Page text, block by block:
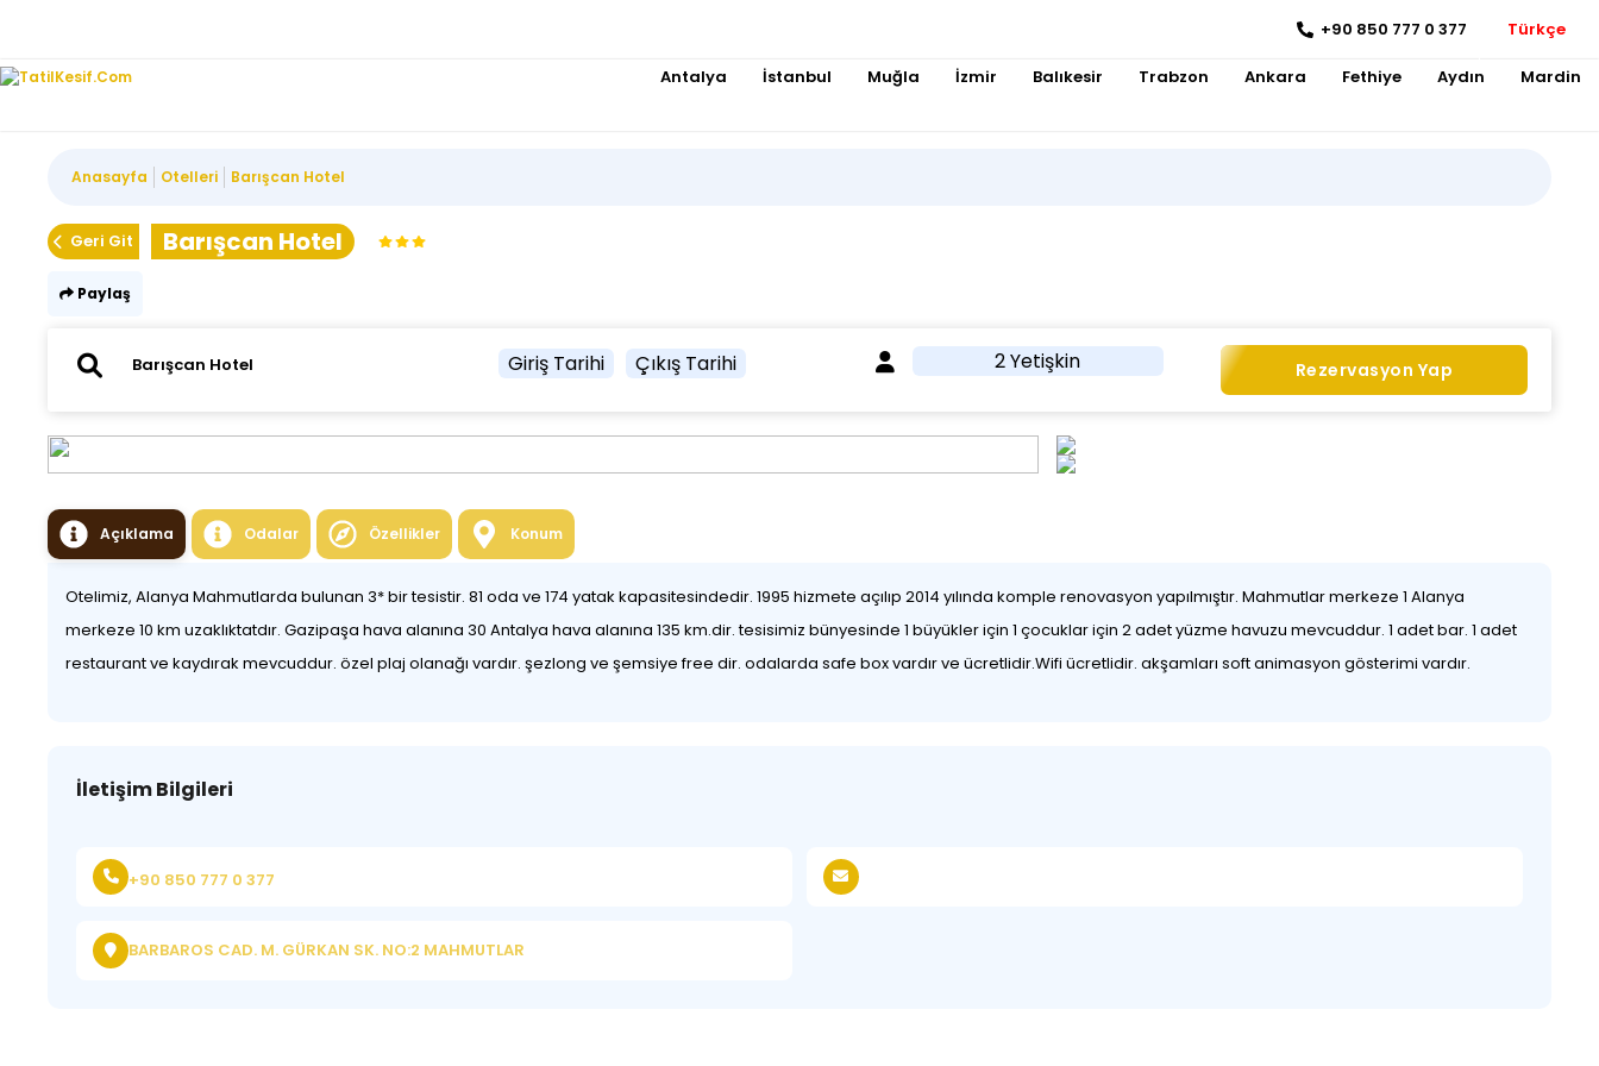
+90 850 777 0 377 Türkçe
Antalya İstanbul Muğla İzmir Balıkesir Trabzon Ankara Fethiye Aydın Mardin
Anasayfa Otelleri Barışcan Hotel
Geri Git Barışcan Hotel
Paylaş
Giriş Tarihi Çıkış Tarihi 2 Yetişkin Rezervasyon Yap
Açıklama Odalar Özellikler Konum
Otelimiz, Alanya Mahmutlarda bulunan 3* bir tesistir. 81 oda ve 174 yatak kapasitesindedir. 1995 hizmete açılıp 2014 yılında komple renovasyon yapılmıştır. Mahmutlar merkeze 1 Alanya
merkeze 10 km uzaklıktatdır. Gazipaşa hava alanına 30 Antalya hava alanına 135 km.dir. tesisimiz bünyesinde 1 büyükler için 1 çocuklar için 2 adet yüzme havuzu mevcuddur. 1 adet bar. 1 adet
restaurant ve kaydırak mevcuddur. özel plaj olanağı vardır. şezlong ve şemsiye free dir. odalarda safe box vardır ve ücretlidir.Wifi ücretlidir. akşamları soft animasyon gösterimi vardır.
İletişim Bilgileri
+90 850 777 0 377
BARBAROS CAD. M. GÜRKAN SK. NO:2 MAHMUTLAR